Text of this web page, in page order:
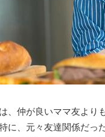
、仲が良いママ友より
に、元々友達関係だっ